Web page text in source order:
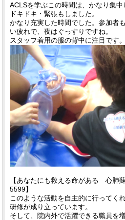
ACLSを学ぶこの時間は、かなり集中
ドキドキ・緊張もしました。
かなり充実した時間でした。参加者
い疲れで、夜はぐっすりですね。
スタッフ着用の服の背中に注目です。
【あなたにも救える命がある 心
5599】
このような活動を自主的に行ってく
研修が成り立っています。
そして、院内外で活躍できる職員を